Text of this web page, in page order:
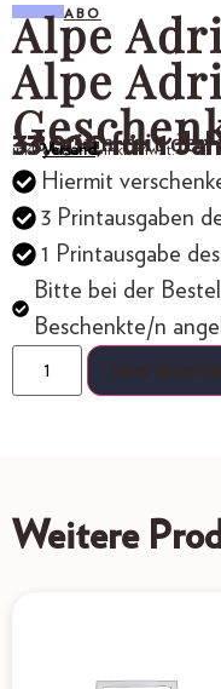
ABO
Alpe
Alpe
- Beginn mit der
33,00€ für 1
inkl.Versand,inkl. MwSt.
Hiermit
3 Printausgaben
1 Printausgabe
Bitte bei der
Beschenkte/n
Weitere